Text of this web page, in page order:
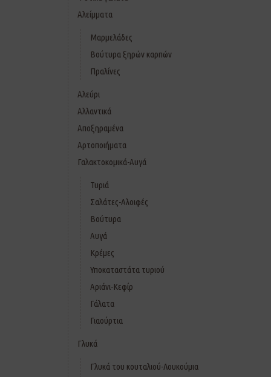
Αλείμματα
Μαρμελάδες
Βούτυρα ξηρών καρπών
Πραλίνες
Αλεύρι
Αλλαντικά
Αποξηραμένα
Αρτοποιήματα
Γαλακτοκομικά-Αυγά
Τυριά
Σαλάτες-Αλοιφές
Βούτυρα
Αυγά
Κρέμες
Υποκαταστάτα τυριού
Αριάνι-Κεφίρ
Γάλατα
Γιαούρτια
Γλυκά
Γλυκά του κουταλιού-Λουκούμια